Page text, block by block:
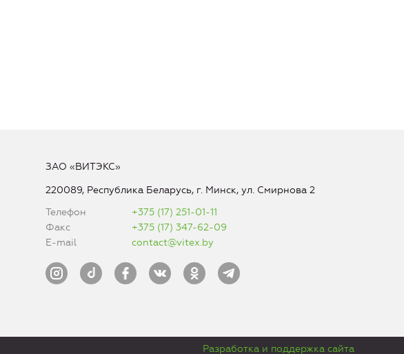
ЗАО «ВИТЭКС»
220089, Республика Беларусь, г. Минск, ул. Смирнова 2
Телефон
+375 (17) 251-01-11
Факс
+375 (17) 347-62-09
E-mail
contact@vitex.by
Разработка и поддержка сайта